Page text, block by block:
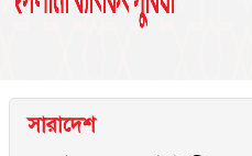
সারাদেশ